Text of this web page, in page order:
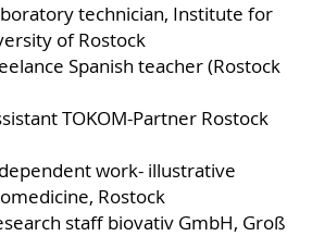
technician, Institute for
of Rostock
Spanish teacher (Rostock
TOKOM-Partner Rostock
work- illustrative
Rostock
staff biovativ GmbH, Groß